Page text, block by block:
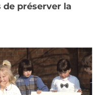
préserver la